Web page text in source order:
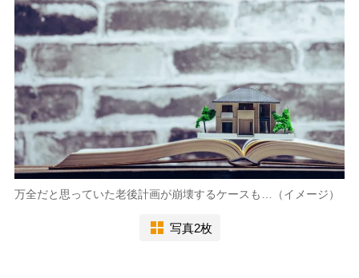
万全だと思っていた老後計画が崩壊するケースも…（イメージ）
写真2枚